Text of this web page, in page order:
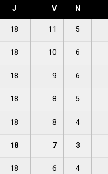
J V N
18 11 5
18 10 6
18 9 6
18 8 5
18 8 4
18 7 3
18 6 4